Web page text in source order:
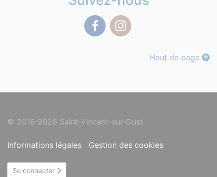
Haut de page
© 2016-2026 Saint-Vincent-sur-Oust
Informations légales Gestion des cookies
Se connecter